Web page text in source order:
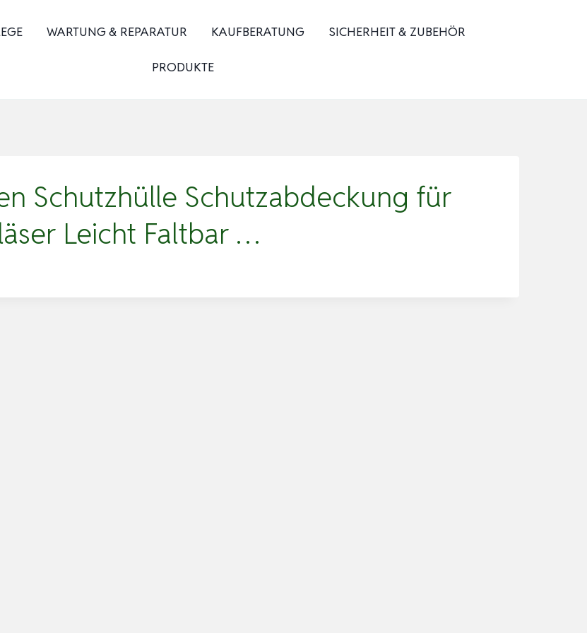
WARTUNG & REPARATUR KAUFBERATUNG SICHERHEIT & ZUBEHÖR
PRODUKTE
Schutzhülle Schutzabdeckung für
Leicht Faltbar …